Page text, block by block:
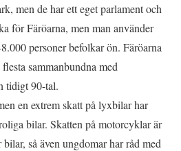
men de har ett eget parlament och
för Färöarna, men man använder
personer befolkar ön. Färöarna
sammanbundna med
tidigt 90-tal.
en extrem skatt på lyxbilar har
bilar. Skatten på motorcyklar är
så även ungdomar har råd med